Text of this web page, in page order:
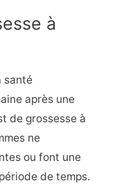
à
santé
après une
de grossesse à
ne
ou font une
de temps.